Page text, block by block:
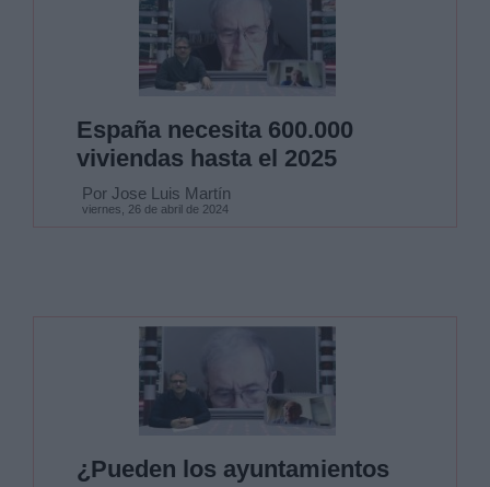
España necesita 600.000
viviendas hasta el 2025
Por Jose Luis Martín
viernes, 26 de abril de 2024
¿Pueden los ayuntamientos